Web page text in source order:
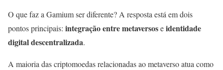
O que faz a Gamium ser diferente? A resposta está em dois
pontos principais: integração entre metaversoseidentidade
digital descentralizada.
A maioria das criptomoedas relacionadas ao metaverso atua como